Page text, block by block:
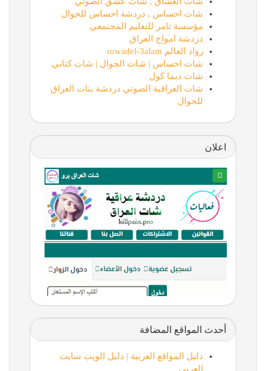
شات احساس , دردشة احساس للجوال
مؤسسة تامر للتعليم المجتمعي
دردشة امواج العراق
رواد العالم rowadel-3alam
شات احساس | شات الجوال | شات كتابي
شات ديما كول
شات العراقية الصوتي دردشة بنات العراق
للجوال
اعلان
أحدث المواقع المضافة
دليل المواقع العربية | دليل الويب سايت
العربي